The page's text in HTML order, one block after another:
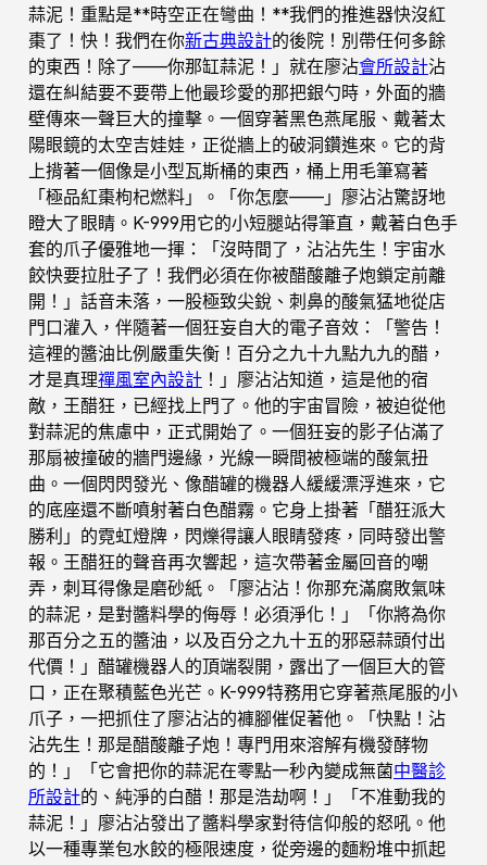
蒜泥！重點是**時空正在彎曲！**我們的推進器快沒紅
棗了！快！我們在你新古典設計的後院！別帶任何多餘
的東西！除了——你那缸蒜泥！」就在廖沾會所設計沾
還在糾結要不要帶上他最珍愛的那把銀勺時，外面的牆
壁傳來一聲巨大的撞擊。一個穿著黑色燕尾服、戴著太
陽眼鏡的太空吉娃娃，正從牆上的破洞鑽進來。它的背
上揹著一個像是小型瓦斯桶的東西，桶上用毛筆寫著
「極品紅棗枸杞燃料」。「你怎麼——」廖沾沾驚訝地
瞪大了眼睛。K-999用它的小短腿站得筆直，戴著白色手
套的爪子優雅地一揮：「沒時間了，沾沾先生！宇宙水
餃快要拉肚子了！我們必須在你被醋酸離子炮鎖定前離
開！」話音未落，一股極致尖銳、刺鼻的酸氣猛地從店
門口灌入，伴隨著一個狂妄自大的電子音效：「警告！
這裡的醬油比例嚴重失衡！百分之九十九點九九的醋，
才是真理禪風室內設計 ！」廖沾沾知道，這是他的宿
敵，王醋狂，已經找上門了。他的宇宙冒險，被迫從他
對蒜泥的焦慮中，正式開始了。一個狂妄的影子佔滿了
那扇被撞破的牆門邊緣，光線一瞬間被極端的酸氣扭
曲。一個閃閃發光、像醋罐的機器人緩緩漂浮進來，它
的底座還不斷噴射著白色醋霧。它身上掛著「醋狂派大
勝利」的霓虹燈牌，閃爍得讓人眼睛發疼，同時發出警
報。王醋狂的聲音再次響起，這次帶著金屬回音的嘲
弄，刺耳得像是磨砂紙。「廖沾沾！你那充滿腐敗氣味
的蒜泥，是對醬料學的侮辱！必須淨化！」「你將為你
那百分之五的醬油，以及百分之九十五的邪惡蒜頭付出
代價！」醋罐機器人的頂端裂開，露出了一個巨大的管
口，正在聚積藍色光芒。K-999特務用它穿著燕尾服的小
爪子，一把抓住了廖沾沾的褲腳催促著他。「快點！沾
沾先生！那是醋酸離子炮！專門用來溶解有機發酵物
的！」「它會把你的蒜泥在零點一秒內變成無菌中醫診
所設計的、純淨的白醋！那是浩劫啊！」「不准動我的
蒜泥！」廖沾沾發出了醬料學家對待信仰般的怒吼。他
以一種專業包水餃的極限速度，從旁邊的麵粉堆中抓起